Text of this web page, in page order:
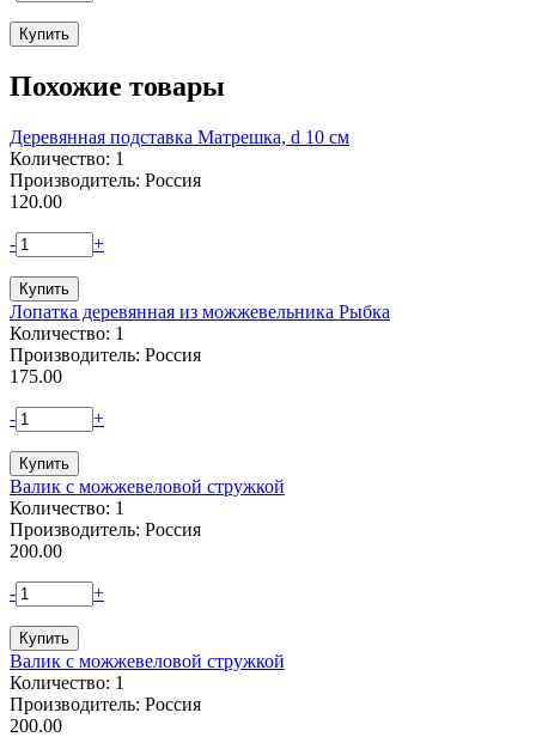
Похожие товары
Деревянная подставка Матрешка, d 10 см
Количество: 1
Производитель: Россия
120.00
- +
Лопатка деревянная из можжевельника Рыбка
Количество: 1
Производитель: Россия
175.00
- +
Валик с можжевеловой стружкой
Количество: 1
Производитель: Россия
200.00
- +
Валик с можжевеловой стружкой
Количество: 1
Производитель: Россия
200.00